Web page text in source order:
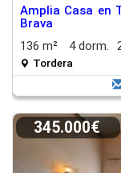
Amplia Casa en
Brava
136 m²
4 dorm.
Tordera
345.000€